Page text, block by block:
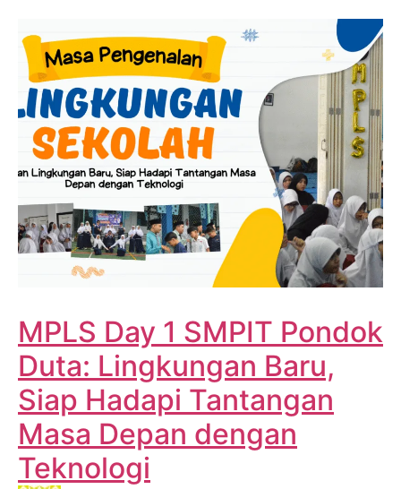
MPLS Day 1 SMPIT Pondok
Duta: Lingkungan Baru,
Siap Hadapi Tantangan
Masa Depan dengan
Teknologi